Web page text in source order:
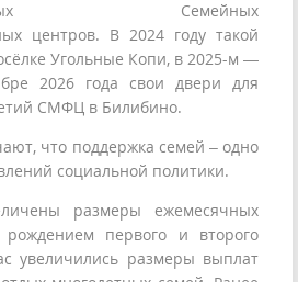
Семейных
центров. В 2024 году такой
Угольные Копи, в 2025-м —
2026 года свои двери для
СМФЦ в Билибино.
что поддержка семей – одно
социальной политики.
размеры ежемесячных
первого и второго
увеличились размеры выплат